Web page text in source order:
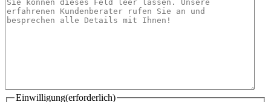
Einwilligung(erforderlich)